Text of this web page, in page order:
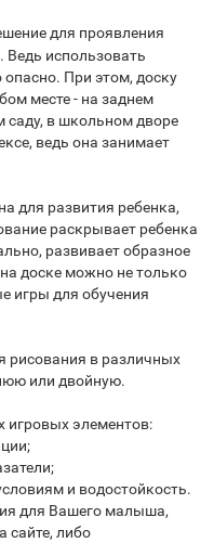
для проявления
Ведь использовать
При этом, доску
месте - на заднем
саду, в школьном дворе
ведь она занимает
для развития ребенка,
раскрывает ребенка
развивает образное
доске можно не только
игры для обучения
рисования в различных
или двойную.
элементов:
и водостойкость.
для Вашего малыша,
сайте, либо